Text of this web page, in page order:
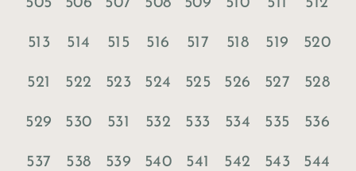
505 506 507 508 509 510 511 512
513 514 515 516 517 518 519 520
521 522 523 524 525 526 527 528
529 530 531 532 533 534 535 536
537 538 539 540 541 542 543 544